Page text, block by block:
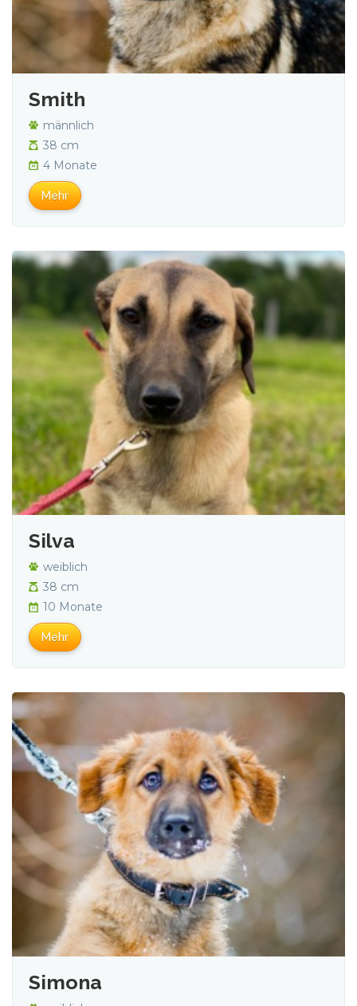
Smith
männlich
38 cm
4 Monate
Mehr
Silva
weiblich
38 cm
10 Monate
Mehr
Simona